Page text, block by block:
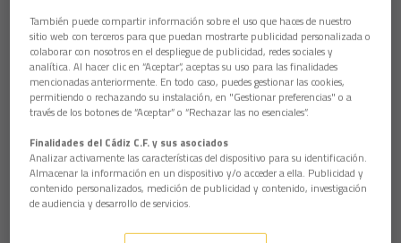
También puede compartir información sobre el uso que haces de nuestro
sitio web con terceros para que puedan mostrarte publicidad personalizada o
colaborar con nosotros en el despliegue de publicidad, redes sociales y
analítica. Al hacer clic en “Aceptar”, aceptas su uso para las finalidades
mencionadas anteriormente. En todo caso, puedes gestionar las cookies,
permitiendo o rechazando su instalación, en "Gestionar preferencias" o a
través de los botones de “Aceptar” o “Rechazar las no esenciales”.
Finalidades del Cádiz C.F. y sus asociados
Analizar activamente las características del dispositivo para su identificación.
Almacenar la información en un dispositivo y/o acceder a ella. Publicidad y
contenido personalizados, medición de publicidad y contenido, investigación
de audiencia y desarrollo de servicios.